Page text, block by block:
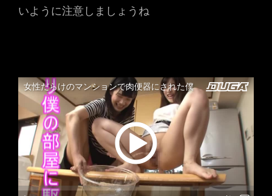
いように注意しましょうね